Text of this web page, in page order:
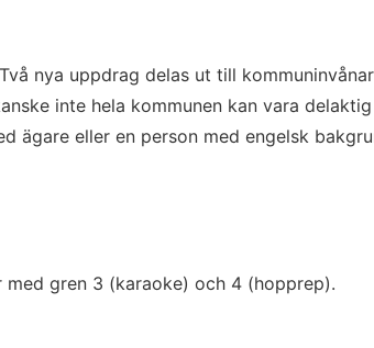
nya uppdrag delas ut till
inte hela kommunen kan vara
ägare eller en person med engelsk
gren 3 (karaoke) och 4 (hopprep).